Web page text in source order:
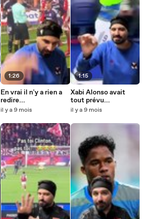
1:26
En vrai il n'y a rien a
redire...
il y a 9 mois
1:15
Xabi Alonso avait
tout prévu...
il y a 9 mois